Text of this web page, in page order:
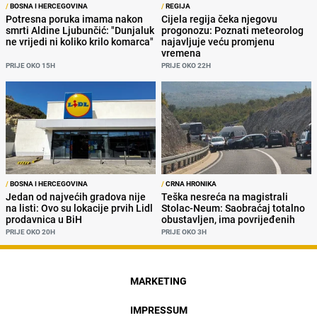
/BOSNA I HERCEGOVINA
Potresna poruka imama nakon
smrti Aldine Ljubunčić: "Dunjaluk
ne vrijedi ni koliko krilo komarca"
PRIJE OKO 15H
/REGIJA
Cijela regija čeka njegovu
progonozu: Poznati meteorolog
najavljuje veću promjenu
vremena
PRIJE OKO 22H
/BOSNA I HERCEGOVINA
Jedan od najvećih gradova nije
na listi: Ovo su lokacije prvih Lidl
prodavnica u BiH
PRIJE OKO 20H
/CRNA HRONIKA
Teška nesreća na magistrali
Stolac-Neum: Saobraćaj totalno
obustavljen, ima povrijeđenih
PRIJE OKO 3H
MARKETING
IMPRESSUM